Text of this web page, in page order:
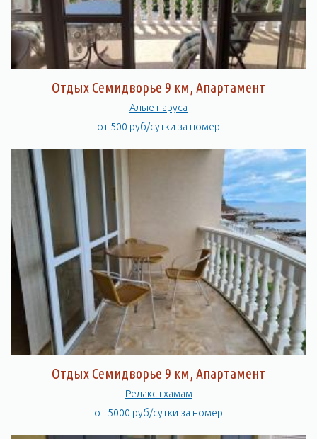
Отдых Семидворье 9 км, Апартамент
Алые паруса
от 500 руб/сутки за номер
Отдых Семидворье 9 км, Апартамент
Релакс+хамам
от 5000 руб/сутки за номер